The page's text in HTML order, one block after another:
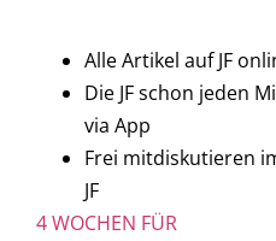
Alle Artikel auf JF
Die JF schon jeden
via App
Frei mitdiskutieren
JF
4 WOCHEN FÜR